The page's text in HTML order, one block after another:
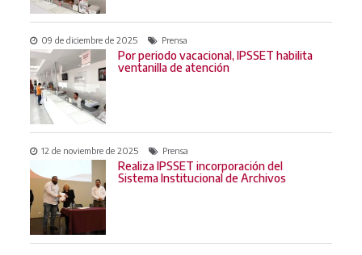
09 de diciembre de 2025 Prensa
Por periodo vacacional, IPSSET habilita
ventanilla de atención
12 de noviembre de 2025 Prensa
Realiza IPSSET incorporación del
Sistema Institucional de Archivos